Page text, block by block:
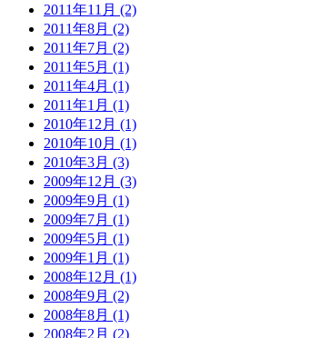
2011年11月 (2)
2011年8月 (2)
2011年7月 (2)
2011年5月 (1)
2011年4月 (1)
2011年1月 (1)
2010年12月 (1)
2010年10月 (1)
2010年3月 (3)
2009年12月 (3)
2009年9月 (1)
2009年7月 (1)
2009年5月 (1)
2009年1月 (1)
2008年12月 (1)
2008年9月 (2)
2008年8月 (1)
2008年2月 (2)